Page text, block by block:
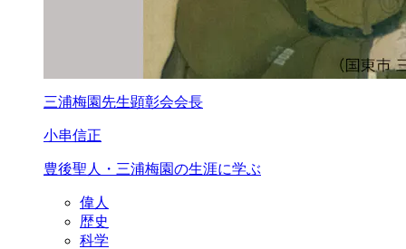
三浦梅園先生顕彰会会長
小串信正
豊後聖人・三浦梅園の生涯に学ぶ
偉人
歴史
科学